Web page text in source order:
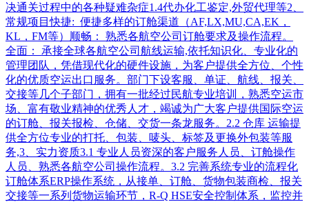
决通关过程中的各种疑难杂症1.4代办化工鉴定,外贸代理等2、
常规项目快捷: 便捷多样的订舱渠道（AF,LX,MU,CA,EK，
KL，FM等）顺畅： 熟悉各航空公司订舱要求及操作流程。
全面： 承接全球各航空公司航线运输,依托知识化、专业化的
管理团队，凭借现代化的硬件设施，为客户提供全方位、个性
化的优质空运出口服务。部门下设客服、单证、航线、报关、
交接等几个子部门，拥有一批经过民航专业培训，熟悉空运市
场、富有敬业精神的优秀人才，竭诚为广大客户提供国际空运
的订舱、报关报检、仓储、交货一条龙服务。2.2 仓库 运输提
供全方位专业的打托、包装、唛头、标签及更换外包装等服
务,3、实力资质3.1 专业人员资深的客户服务人员、订舱操作
人员、熟悉各航空公司操作流程。3.2 完善系统专业的流程化
订舱体系ERP操作系统，从接单、订舱、货物包装商检、报关
交接等一系列货物运输环节，R-Q HSE安全控制体系，监控并